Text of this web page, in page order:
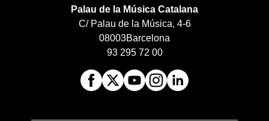
Palau de la Música Catalana
C/ Palau de la Música, 4-6
08003Barcelona
93 295 72 00